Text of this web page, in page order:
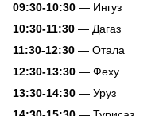
09:30-10:30 — Ингуз
10:30-11:30 — Дагаз
11:30-12:30 — Отала
12:30-13:30 — Феху
13:30-14:30 — Уруз